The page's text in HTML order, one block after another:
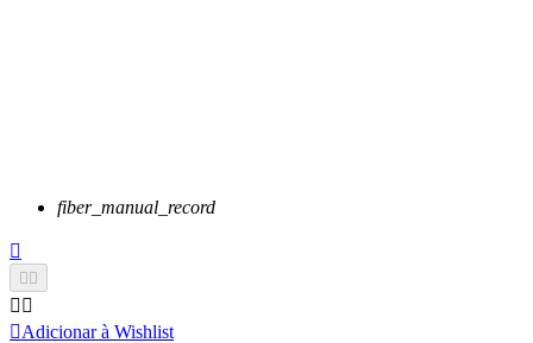
fiber_manual_record


 
Adicionar à Wishlist